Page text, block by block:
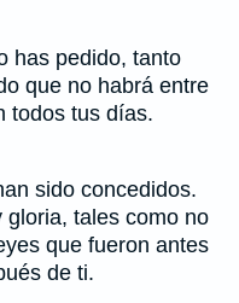
has pedido, tanto
que no habrá entre
todos tus días.
sido concedidos.
tales como no
que fueron antes
de ti.